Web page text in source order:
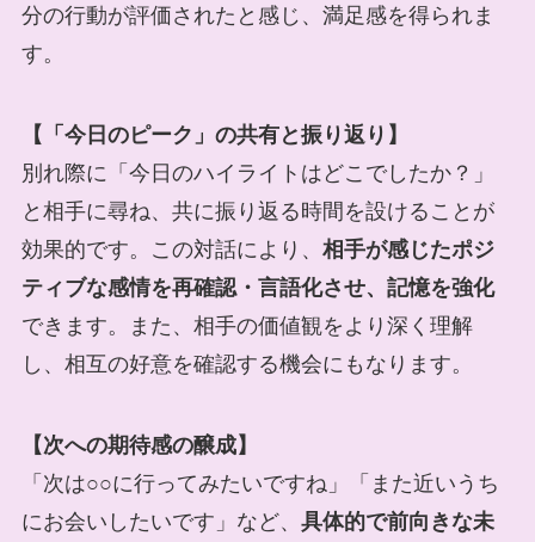
分の行動が評価されたと感じ、満足感を得られま
す。
【「今日のピーク」の共有と振り返り】
別れ際に「今日のハイライトはどこでしたか？」
と相手に尋ね、共に振り返る時間を設けることが
効果的です。この対話により、 相手が感じたポジ
ティブな感情を再確認・言語化させ、記憶を強化
できます。また、相手の価値観をより深く理解
し、相互の好意を確認する機会にもなります。
【次への期待感の醸成】
「次は○○に行ってみたいですね」「また近いうち
にお会いしたいです」など、 具体的で前向きな未